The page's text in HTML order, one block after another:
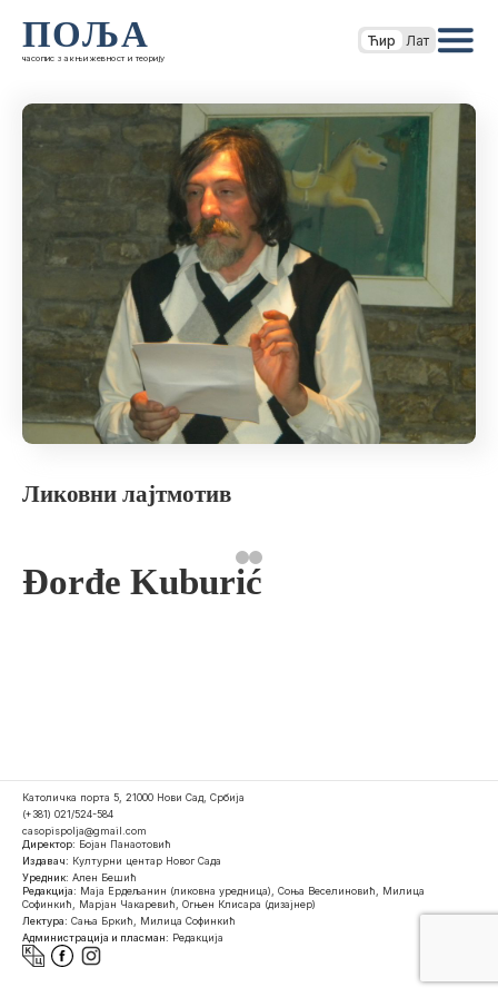
ПОЉА
часопис за књижевност и теорију
Ћир Лат
Ликовни лајтмотив
Đorđe Kuburić
Католичка порта 5, 21000 Нови Сад, Србија
(+381) 021/524-584
casopispolja@gmail.com
Директор: Бојан Панаотовић
Издавач: Културни центар Новог Сада
Уредник: Ален Бешић
Редакција: Маја Ердељанин (ликовна уредница), Соња Веселиновић, Милица
Софинкић, Марјан Чакаревић, Огњен Клисара (дизајнер)
Лектура: Сања Бркић, Милица Софинкић
Администрација и пласман: Редакција